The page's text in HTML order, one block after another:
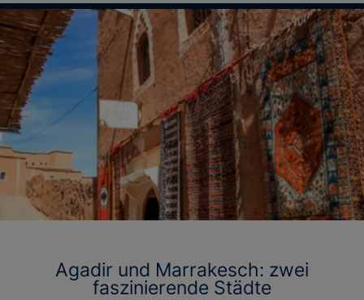
Agadir und Marrakesch: zwei
faszinierende Städte